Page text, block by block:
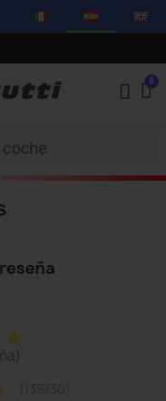
descuentos de
star